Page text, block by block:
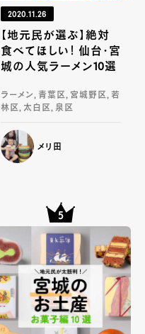
2020.11.26
【地元民が選ぶ】絶対
食べてほしい！ 仙台・宮
城の人気ラーメン10選
ラーメン, 青葉区, 宮城野区, 若
林区, 太白区, 泉区
メリ田